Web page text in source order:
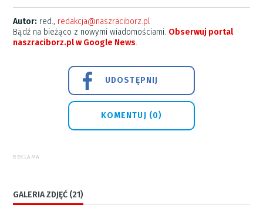
Autor: red., redakcja@naszraciborz.pl
Bądź na bieżąco z nowymi wiadomościami. Obserwuj portal
naszraciborz.pl w Google News.
UDOSTĘPNIJ
KOMENTUJ (0)
REKLAMA
GALERIA ZDJĘĆ (21)